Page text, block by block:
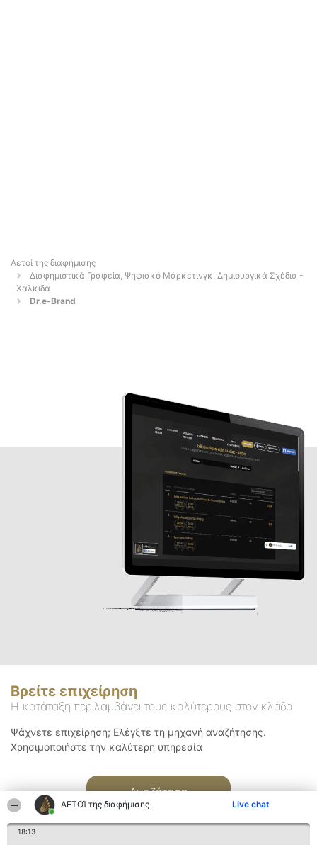
ΑΕΤΟΊ της διαφήμισης Live chat
18:13
Αετοί της διαφήμισης
Διαφημιστικά Γραφεία, Ψηφιακό Μάρκετινγκ, Δημιουργικά Σχέδια -
Χαλκιδα
Dr.e-Brand
Βρείτε επιχείρηση
Η κατάταξη περιλαμβάνει τους καλύτερους στον κλάδο
Ψάχνετε επιχείρηση; Ελέγξτε τη μηχανή αναζήτησης.
Χρησιμοποιήστε την καλύτερη υπηρεσία
Αναζήτηση